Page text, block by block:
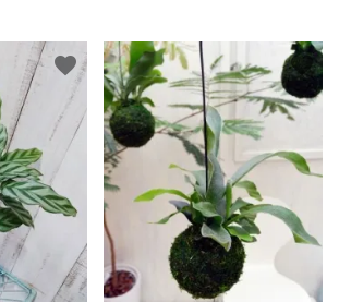
ー
favorite favorite